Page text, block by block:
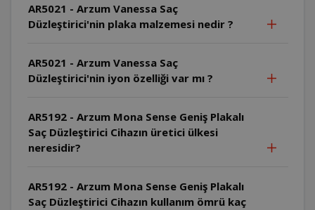
AR5021 - Arzum Vanessa Saç
Düzleştirici'nin plaka malzemesi nedir ?
AR5021 - Arzum Vanessa Saç
Düzleştirici'nin iyon özelliği var mı ?
AR5192 - Arzum Mona Sense Geniş Plakalı
Saç Düzleştirici Cihazın üretici ülkesi
neresidir?
AR5192 - Arzum Mona Sense Geniş Plakalı
Saç Düzleştirici Cihazın kullanım ömrü kaç